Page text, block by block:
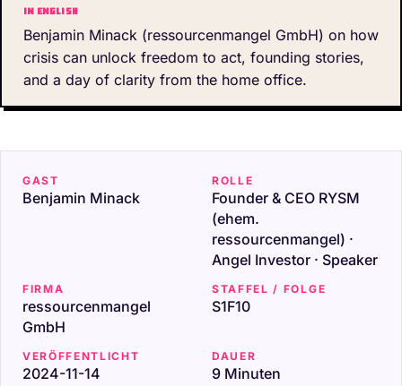
In English
Benjamin Minack (ressourcenmangel GmbH) on how
crisis can unlock freedom to act, founding stories,
and a day of clarity from the home office.
GAST
Benjamin Minack
ROLLE
Founder & CEO RYSM
(ehem.
ressourcenmangel) ·
Angel Investor · Speaker
FIRMA
ressourcenmangel
GmbH
STAFFEL / FOLGE
S1F10
VERÖFFENTLICHT
2024-11-14
DAUER
9 Minuten